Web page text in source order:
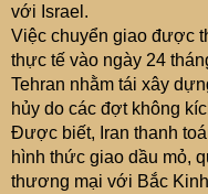
với Israel.
Việc chuyển giao được
thực tế vào ngày 24
Tehran nhằm tái xây
hủy do các đợt không
Được biết, Iran thanh
hình thức giao dầu mỏ,
thương mại với Bắc